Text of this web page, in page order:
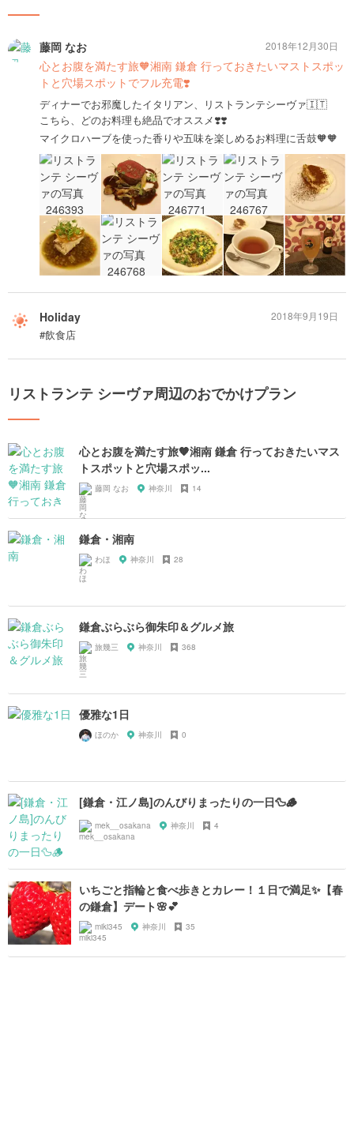
藤岡 なお
心とお腹を満たす旅🧡湘南 鎌倉 行っておきたいマストスポッ
トと穴場スポットでフル充電❣️
ディナーでお邪魔したイタリアン、リストランテシーヴァ🇮🇹
こちら、どのお料理も絶品でオススメ❣️❣️
マイクロハーブを使った香りや五味を楽しめるお料理に舌鼓🧡🧡
2018年12月30日
Holiday
#飲食店
2018年9月19日
リストランテ シーヴァ周辺のおでかけプラン
心とお腹を満たす旅🧡湘南 鎌倉 行っておきたいマス
トスポットと穴場スポッ...
藤岡 なお 神奈川 14
鎌倉・湘南
わほ 神奈川 28
鎌倉ぶらぶら御朱印＆グルメ旅
旅幾三 神奈川 368
優雅な1日
ほのか 神奈川 0
[鎌倉・江ノ島]のんびりまったりの一日🦆🪵
mek__osakana 神奈川 4
いちごと指輪と食べ歩きとカレー！１日で満足✨【春
の鎌倉】デート🌸💕
miki345 神奈川 35